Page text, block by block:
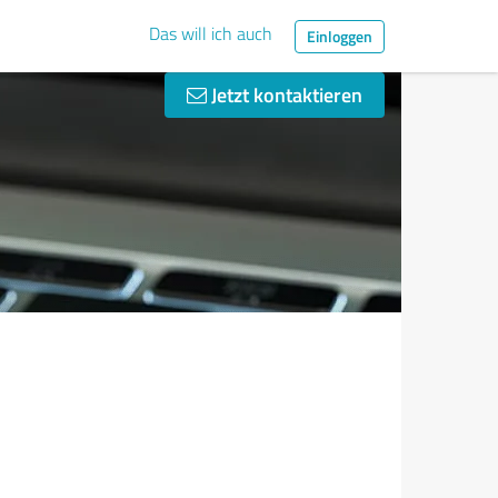
Das will ich auch Einloggen
Jetzt kontaktieren